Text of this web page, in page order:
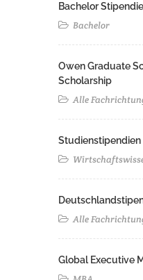
Bachelor
Bachelor
Owen Graduate
Scholarship
Alle
Studienstipendien
Alle
Global Executive